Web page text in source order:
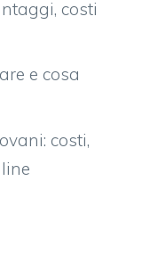
costi
e cosa
costi,